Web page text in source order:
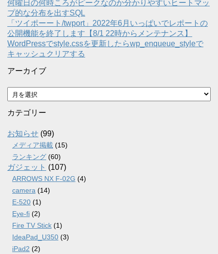
何曜日の何時ころがピークなのか分かりやすいヒートマッ
プ的な分布を出すSQL
「ツイポーート/twport」2022年6月いっぱいでレポートの
公開機能を終了します【8/1 22時からメンテナンス】
WordPressでstyle.cssを更新したらwp_enqueue_styleで
キャッシュクリアする
アーカイブ
ア
ー
カ
ブ
カテゴリー
お知らせ (99)
メディア掲載 (15)
ランキング (60)
ガジェット (107)
ARROWS NX F-02G (4)
camera (14)
E-520 (1)
Eye-fi (2)
Fire TV Stick (1)
IdeaPad_U350 (3)
iPad2 (2)